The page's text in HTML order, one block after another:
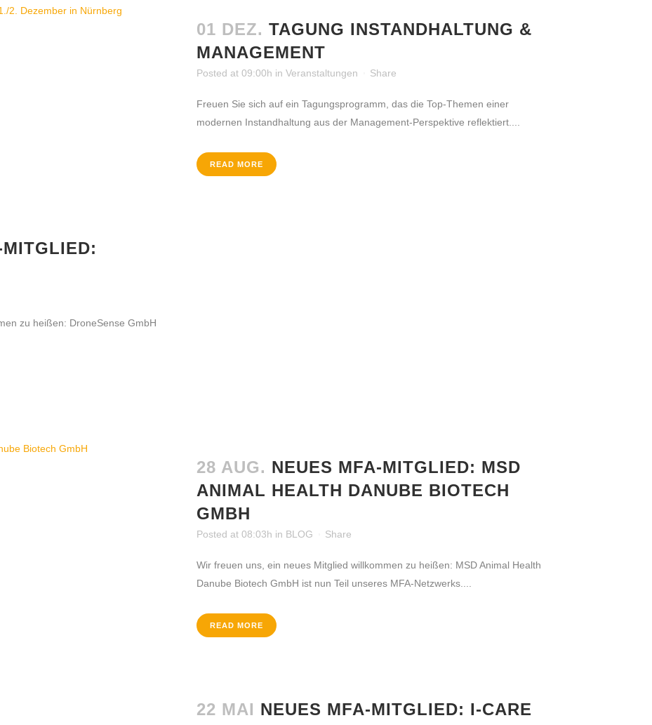
01 DEZ. TAGUNG INSTANDHALTUNG &
MANAGEMENT
Posted at 09:00h in Veranstaltungen Share
Freuen Sie sich auf ein Tagungsprogramm, das die Top-Themen einer
modernen Instandhaltung aus der Management-Perspektive reflektiert....
READ MORE
zu heißen: DroneSense GmbH
28 AUG. NEUES MFA-MITGLIED: MSD
ANIMAL HEALTH DANUBE BIOTECH
GMBH
Posted at 08:03h in BLOG Share
Wir freuen uns, ein neues Mitglied willkommen zu heißen: MSD Animal Health
Danube Biotech GmbH ist nun Teil unseres MFA-Netzwerks....
READ MORE
22 MAI NEUES MFA-MITGLIED: I-CARE